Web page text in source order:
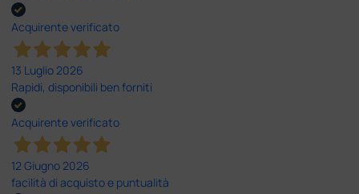
Acquirente verificato
13 Luglio 2026
Rapidi, disponibili ben forniti
Acquirente verificato
12 Giugno 2026
facilità di acquisto e puntualità